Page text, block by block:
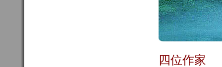
四位作家